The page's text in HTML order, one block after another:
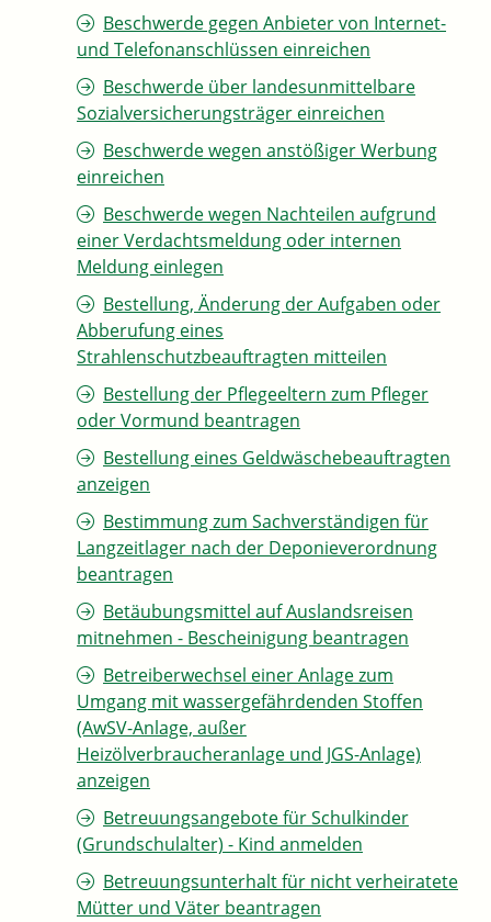
Beschwerde gegen Anbieter von Internet-
und Telefonanschlüssen einreichen
Beschwerde über landesunmittelbare
Sozialversicherungsträger einreichen
Beschwerde wegen anstößiger Werbung
einreichen
Beschwerde wegen Nachteilen aufgrund
einer Verdachtsmeldung oder internen
Meldung einlegen
Bestellung, Änderung der Aufgaben oder
Abberufung eines
Strahlenschutzbeauftragten mitteilen
Bestellung der Pflegeeltern zum Pfleger
oder Vormund beantragen
Bestellung eines Geldwäschebeauftragten
anzeigen
Bestimmung zum Sachverständigen für
Langzeitlager nach der Deponieverordnung
beantragen
Betäubungsmittel auf Auslandsreisen
mitnehmen - Bescheinigung beantragen
Betreiberwechsel einer Anlage zum
Umgang mit wassergefährdenden Stoffen
(AwSV-Anlage, außer
Heizölverbraucheranlage und JGS-Anlage)
anzeigen
Betreuungsangebote für Schulkinder
(Grundschulalter) - Kind anmelden
Betreuungsunterhalt für nicht verheiratete
Mütter und Väter beantragen